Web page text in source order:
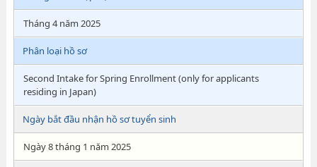
Tháng 4 năm 2025
Phân loại hồ sơ
Second Intake for Spring Enrollment (only for applicants
residing in Japan)
Ngày bắt đầu nhận hồ sơ tuyển sinh
Ngày 8 tháng 1 năm 2025